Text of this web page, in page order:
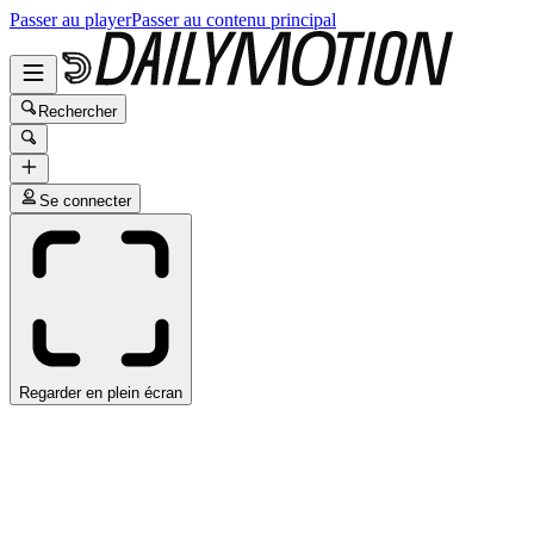
Passer au playerPasser au contenu principal
Rechercher
Se connecter
Regarder en plein écran